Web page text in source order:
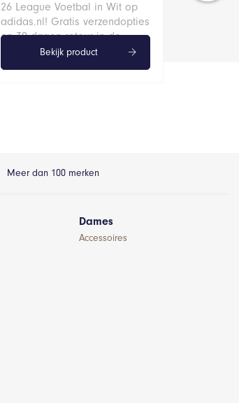
26 League Voetbal in Wit op
adidas.nl! Gratis verzendopties
en 30 dagen retour in de…
Bekijk product
Meer dan 100 merken
Dames
Accessoires